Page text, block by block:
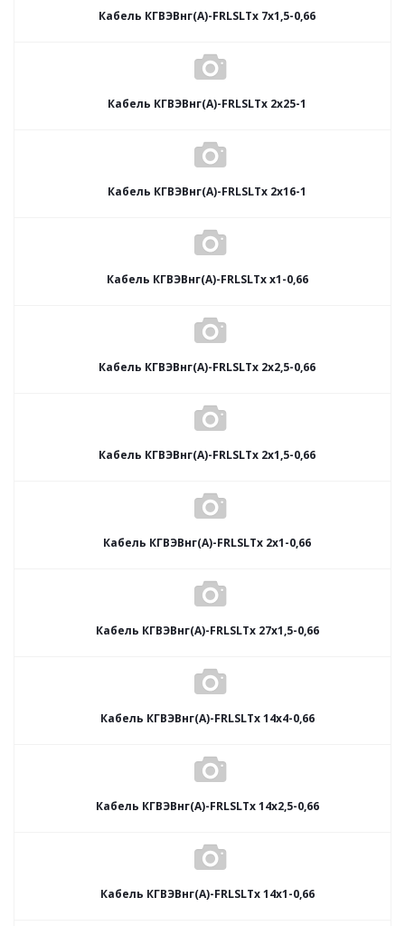
Кабель КГВЭВнг(А)-FRLSLTx 7х1,5-0,66
Кабель КГВЭВнг(А)-FRLSLTx 2х25-1
Кабель КГВЭВнг(А)-FRLSLTx 2х16-1
Кабель КГВЭВнг(А)-FRLSLTx х1-0,66
Кабель КГВЭВнг(А)-FRLSLTx 2х2,5-0,66
Кабель КГВЭВнг(А)-FRLSLTx 2х1,5-0,66
Кабель КГВЭВнг(А)-FRLSLTx 2х1-0,66
Кабель КГВЭВнг(А)-FRLSLTx 27х1,5-0,66
Кабель КГВЭВнг(А)-FRLSLTx 14х4-0,66
Кабель КГВЭВнг(А)-FRLSLTx 14х2,5-0,66
Кабель КГВЭВнг(А)-FRLSLTx 14х1-0,66